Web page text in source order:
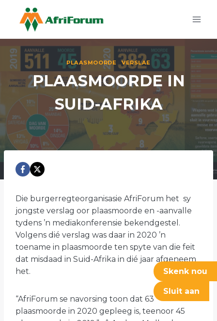
content
PLAASMOORDE |VERSLAE
PLAASMOORDE IN
SUID-AFRIKA
Die burgerregteorganisasie AfriForum het sy
jongste verslag oor plaasmoorde en -aanvalle
tydens ’n mediakonferensie bekendgestel.
Volgens dié verslag was daar in 2020 ’n
toename in plaasmoorde ten spyte van die feit
dat misdaad in Suid-Afrika in dié jaar afgeneem
het.
“AfriForum se navorsing toon dat 63
plaasmoorde in 2020 gepleeg is, teenoor 45
Skenk nou
Sluit aan